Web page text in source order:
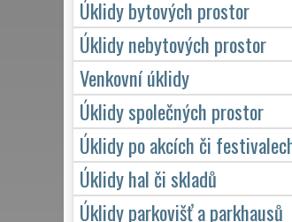
Úklidy bytových prostor
Úklidy nebytových prostor
Venkovní úklidy
Úklidy společných prostor
Úklidy po akcích či
Úklidy hal či skladů
Úklidy parkovišť a parkhausů